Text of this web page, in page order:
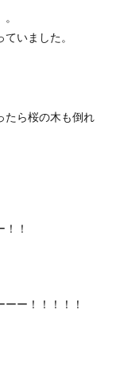
いました。
たら桜の木も倒れ
！
ー！！！！！